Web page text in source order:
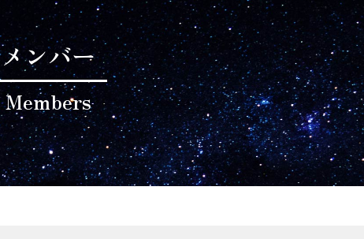
メンバー
Members